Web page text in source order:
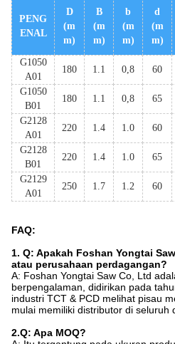
PENG
ENAL
D
(m
m)
B
(m
m)
b
(m
m)
d
(m
m)
G1050
A01
180 1.1 0,8 60
G1050
B01
180 1.1 0,8 65
G2128
A01
220 1.4 1.0 60
G2128
B01
220 1.4 1.0 65
G2129
A01
250 1.7 1.2 60
FAQ:
1. Q: Apakah Foshan Yongtai
atau perusahaan perdagangan?
A: Foshan Yongtai Saw Co, Ltd
berpengalaman, didirikan pada
industri TCT & PCD melihat pisau
mulai memiliki distributor di seluruh
2.Q: Apa MOQ?